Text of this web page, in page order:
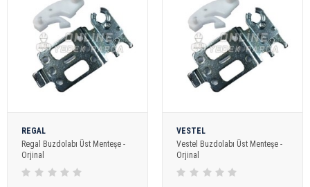
REGAL
Regal Buzdolabı Üst Menteşe -
Orjinal
VESTEL
Vestel Buzdolabı Üst Menteşe -
Orjinal